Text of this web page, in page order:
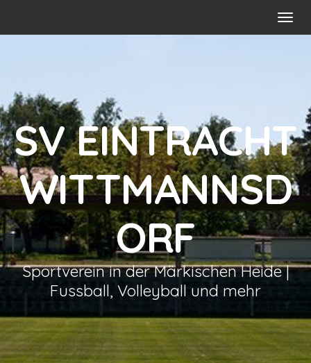
T
o
a
v
i
g
a
t
i
n
SV EINTRACHT
WITTMANNSD
ORF
Sportverein in der Märkischen Heide |
Fussball, Volleyball und mehr